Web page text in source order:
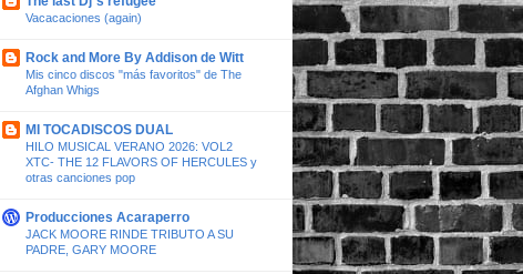
Vacacaciones (again)
Rock and More By Addison de Witt
Mis cinco discos "más favoritos" de The
Afghan Whigs
MI TOCADISCOS DUAL
HILO MUSICAL VERANO 2026: VOL2
XTC- THE 12 FLAVORS OF HERCULES y
otras canciones pop
Producciones Acaraperro
JACK MOORE RINDE TRIBUTO A SU
PADRE, GARY MOORE